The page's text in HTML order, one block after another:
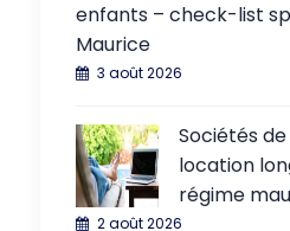
enfants – check-list
Maurice
3 août 2026
Sociétés
location
régime
2 août 2026